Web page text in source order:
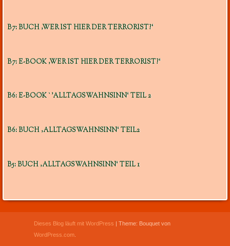
B7: BUCH ‚WER IST HIER DER TERRORIST?‘
B7: E-BOOK ‚WER IST HIER DER TERRORIST?‘
B6: E-BOOK `’ALLTAGSWAHNSINN‘ TEIL 2
B6: BUCH ‚ALLTAGSWAHNSINN‘ TEIL2
B5: BUCH ‚ALLTAGSWAHNSINN‘ TEIL 1
Dieses Blog läuft mit WordPress
Theme: Bouquet von
WordPress.com